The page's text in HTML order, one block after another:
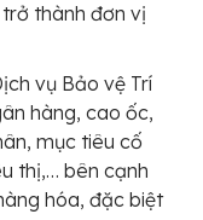
thành đơn vị
vụ Bảo vệ Trí
hàng, cao ốc,
mục tiêu cố
thị,… bên cạnh
hóa, đặc biệt